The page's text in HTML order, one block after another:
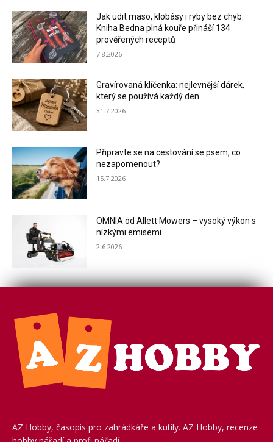
Jak udit maso, klobásy i ryby bez chyb:
Kniha Bedna plná kouře přináší 134
prověřených receptů
7.8.2026
Gravírovaná klíčenka: nejlevnější dárek,
který se používá každý den
31.7.2026
Připravte se na cestování se psem, co
nezapomenout?
15.7.2026
OMNIA od Allett Mowers – vysoký výkon s
nízkými emisemi
2.6.2026
AZ Hobby, časopis pro zahrádkáře a kutily. AZ Hobby, recenze